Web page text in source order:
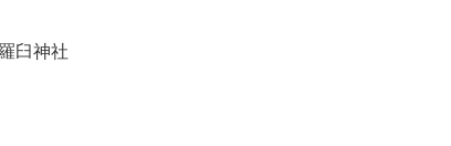
臼神社